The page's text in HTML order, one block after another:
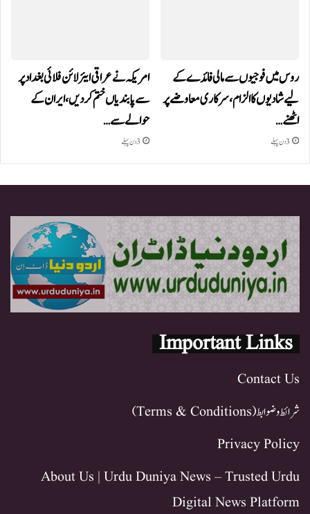
روس میں فوجیوں سے مالی فائدے کے
لیے شادیوں کا الزام، سرکاری معاوضے پر
اٹھنے…
3 دن پہلے
امریکہ نے عراقی ایئرلائن فلائی بغداد پر
سے پابندیاں ختم کر دیں،ایران کے
حوالے سے…
3 دن پہلے
Important Links
Contact Us
شرائط و ضوابط (Terms & Conditions)
Privacy Policy
About Us | Urdu Duniya News – Trusted Urdu
Digital News Platform